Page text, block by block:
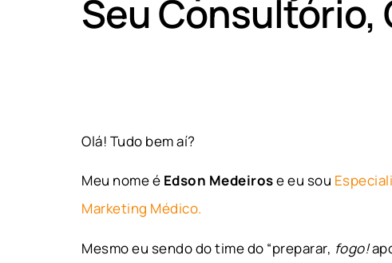
Seu Consultório,
Olá! Tudo bem aí?
Meu nome é Edson Medeirose eu sou
Marketing Médico.
Mesmo eu sendo do time do “preparar, fogo!